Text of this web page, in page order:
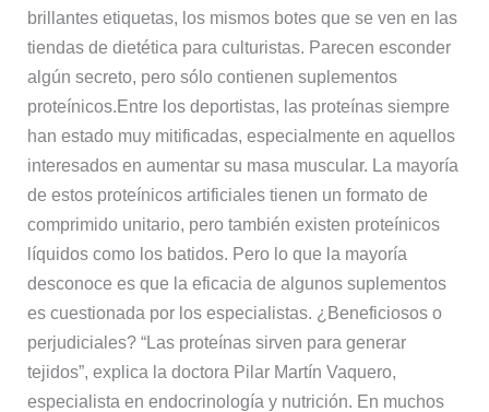
brillantes etiquetas, los mismos botes que se ven en las
tiendas de dietética para culturistas. Parecen esconder
algún secreto, pero sólo contienen suplementos
proteínicos.Entre los deportistas, las proteínas siempre
han estado muy mitificadas, especialmente en aquellos
interesados en aumentar su masa muscular. La mayoría
de estos proteínicos artificiales tienen un formato de
comprimido unitario, pero también existen proteínicos
líquidos como los batidos. Pero lo que la mayoría
desconoce es que la eficacia de algunos suplementos
es cuestionada por los especialistas. ¿Beneficiosos o
perjudiciales? “Las proteínas sirven para generar
tejidos”, explica la doctora Pilar Martín Vaquero,
especialista en endocrinología y nutrición. En muchos